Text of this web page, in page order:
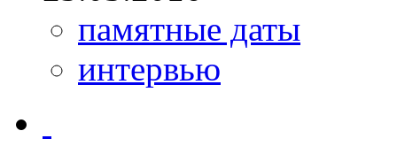
памятные даты
интервью